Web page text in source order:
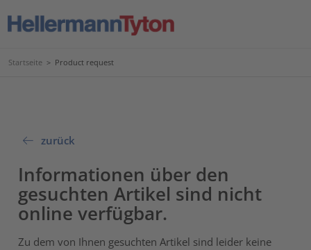
Startseite > Product request
zurück
Informationen über den
gesuchten Artikel sind nicht
online verfügbar.
Zu dem von Ihnen gesuchten Artikel sind leider keine